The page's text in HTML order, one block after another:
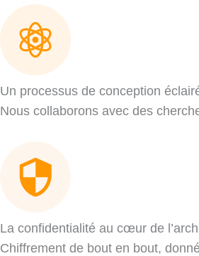
Un processus de conception
Nous collaborons avec des
La confidentialité au cœur de
Chiffrement de bout en bout,